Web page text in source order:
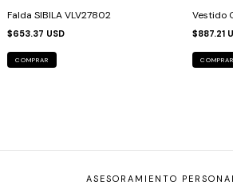
Falda SIBILA VLV27802
$653.37 USD
COMPRAR
Vestido
$887.21
COMPRAR
ASESORAMIENTO